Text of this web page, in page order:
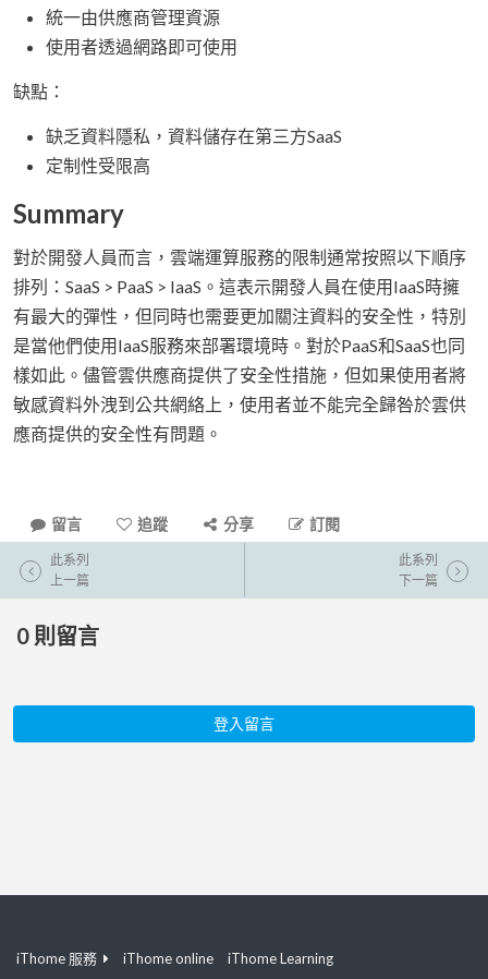
統一由供應商管理資源
使用者透過網路即可使用
缺點：
缺乏資料隱私，資料儲存在第三方SaaS
定制性受限高
Summary
對於開發人員而言，雲端運算服務的限制通常按照以下順序
排列：SaaS > PaaS > IaaS。這表示開發人員在使用IaaS時擁
有最大的彈性，但同時也需要更加關注資料的安全性，特別
是當他們使用IaaS服務來部署環境時。對於PaaS和SaaS也同
樣如此。儘管雲供應商提供了安全性措施，但如果使用者將
敏感資料外洩到公共網絡上，使用者並不能完全歸咎於雲供
應商提供的安全性有問題。
留言 追蹤 分享 訂閱
此系列
上一篇
此系列
下一篇
0 則留言
登入留言
iThome 服務 iThome online iThome Learning